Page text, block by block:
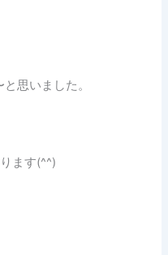
思いました。
ます(^^)